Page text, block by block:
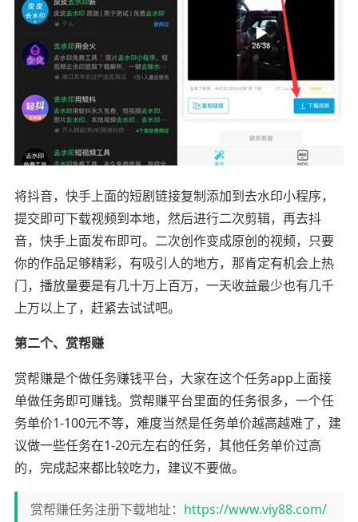
将抖音，快手上面的短剧链接复制添加到去水印小程序，
提交即可下载视频到本地，然后进行二次剪辑，再去抖
音，快手上面发布即可。二次创作变成原创的视频，只要
你的作品足够精彩，有吸引人的地方，那肯定有机会上热
门，播放量要是有几十万上百万，一天收益最少也有几千
上万以上了，赶紧去试试吧。
第二个、赏帮赚
赏帮赚是个做任务赚钱平台，大家在这个任务app上面接
单做任务即可赚钱。赏帮赚平台里面的任务很多，一个任
务单价1-100元不等，难度当然是任务单价越高越难了，建
议做一些任务在1-20元左右的任务，其他任务单价过高
的，完成起来都比较吃力，建议不要做。
赏帮赚任务注册下载地址： https://www.viy88.com/